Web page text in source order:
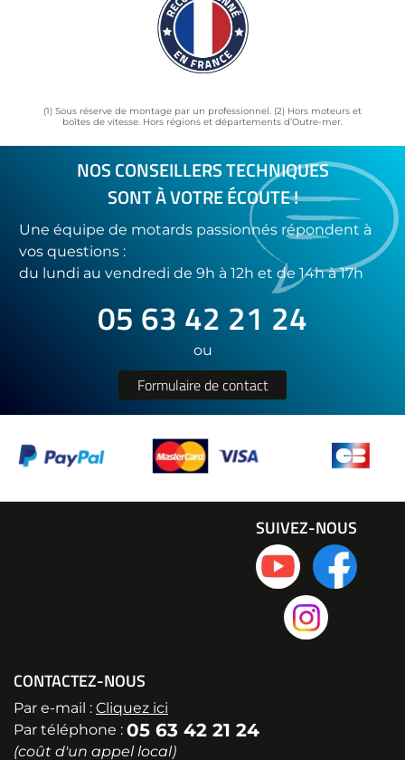
(1) Sous réserve de montage par un professionnel. (2) Hors moteurs et
boîtes de vitesse. Hors régions et départements d’Outre-mer.
NOS CONSEILLERS TECHNIQUES
SONT À VOTRE ÉCOUTE !
Une équipe de motards passionnés répondent à
vos questions :
du lundi au vendredi de 9h à 12h et de 14h à 17h
05 63 42 21 24
ou
Formulaire de contact
CONTACTEZ-NOUS
Par e-mail : Cliquez ici
Par téléphone : 05 63 42 21 24
(coût d'un appel local)
SUIVEZ-NOUS